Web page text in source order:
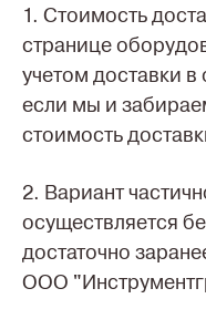
1. Стоимость
странице
учетом доставки в
если мы и
стоимость
2. Вариант
осуществляется
достаточно
ООО